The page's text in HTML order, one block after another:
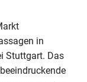
in
Stuttgart. Das